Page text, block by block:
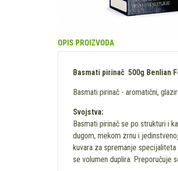
OPIS PROIZVODA
Basmati pirinač 500g Benlian
Basmati pirinač - aromatični,
Svojstva:
Basmati pirinač se po strukturi i
dugom, mekom zrnu i
kuvara za spremanje
se volumen duplira. Preporučuje